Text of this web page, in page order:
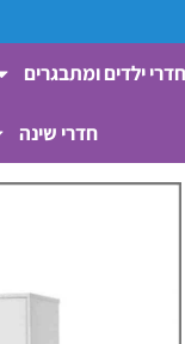
חדרי ילדים ומתבגרים
חדרי שינה